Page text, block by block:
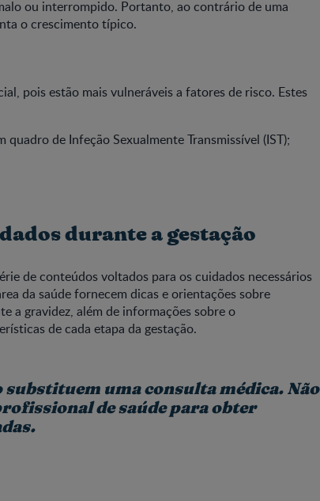
ou interrompido. Portanto, ao contrário de uma
o crescimento típico.
pois estão mais vulneráveis a fatores de risco. Estes
de Infeção Sexualmente Transmissível (IST);
durante a gestação
de conteúdos voltados para os cuidados necessários
da saúde fornecem dicas e orientações sobre
a gravidez, além de informações sobre o
de cada etapa da gestação.
substituem uma consulta médica. Não
de saúde para obter